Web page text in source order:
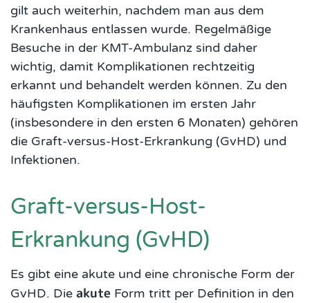
gilt auch weiterhin, nachdem man aus dem
Krankenhaus entlassen wurde. Regelmäßige
Besuche in der KMT-Ambulanz sind daher
wichtig, damit Komplikationen rechtzeitig
erkannt und behandelt werden können. Zu den
häufigsten Komplikationen im ersten Jahr
(insbesondere in den ersten 6 Monaten) gehören
die Graft-versus-Host-Erkrankung (GvHD) und
Infektionen.
Graft-versus-Host-
Erkrankung (GvHD)
Es gibt eine akute und eine chronische Form der
GvHD. Die akute Form tritt per Definition in den